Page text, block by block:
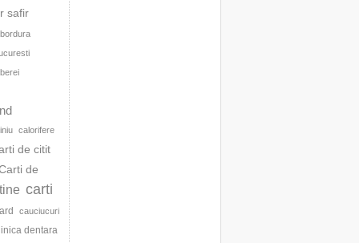
safir
bordura
calorifere
de citit
de
carti
cauciucuri
dentara